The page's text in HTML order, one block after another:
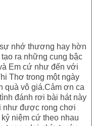
nhớ thương hay hờn
ra những cung bậc
Em cứ như đến với
Thơ trong một ngày
quà vô giá.Cảm ơn ca
đánh rơi bài hát này
như được rong chơi
niệm cứ theo nhau